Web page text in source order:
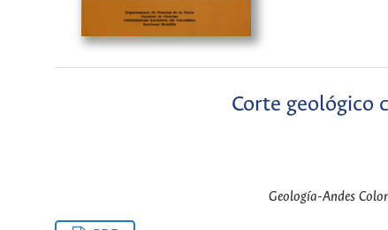
Corte geológico
Geología-Andes